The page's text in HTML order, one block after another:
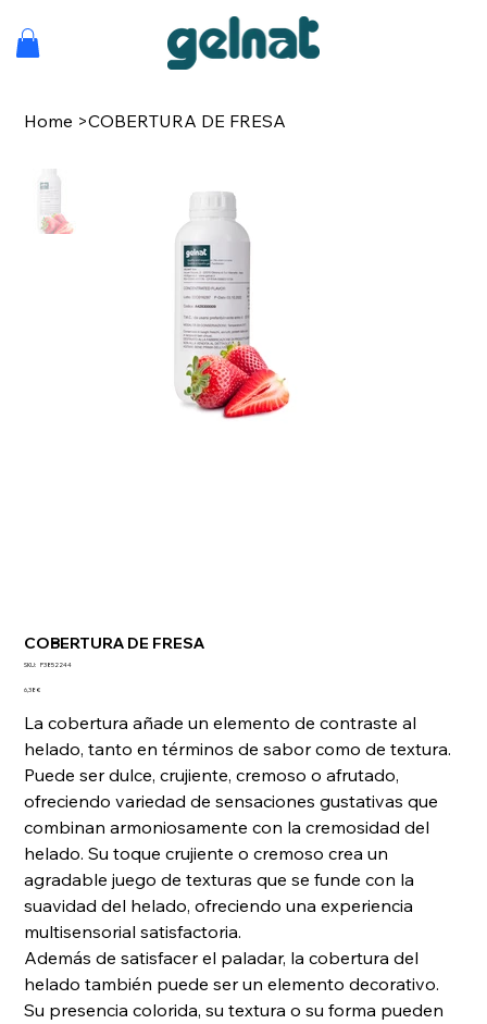
Home >COBERTURA DE FRESA
COBERTURA DE FRESA
SKU:
SKU
P3852244
Precio
6,38 €
La cobertura añade un elemento de contraste al
helado, tanto en términos de sabor como de textura.
Puede ser dulce, crujiente, cremoso o afrutado,
ofreciendo variedad de sensaciones gustativas que
combinan armoniosamente con la cremosidad del
helado. Su toque crujiente o cremoso crea un
agradable juego de texturas que se funde con la
suavidad del helado, ofreciendo una experiencia
multisensorial satisfactoria.
Además de satisfacer el paladar, la cobertura del
helado también puede ser un elemento decorativo.
Su presencia colorida, su textura o su forma pueden